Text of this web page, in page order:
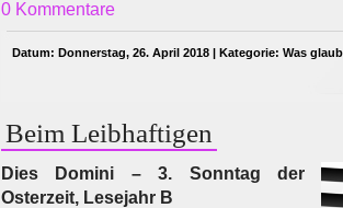
0 Kommentare
Datum: Donnerstag, 26. April 2018 | Kategorie: Was
Beim Leibhaftigen
Dies Domini – 3. Sonntag der
Osterzeit, Lesejahr B